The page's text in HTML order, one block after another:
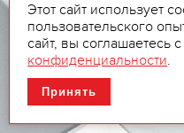
Этот сайт использует
пользовательского
сайт, вы соглашаетесь
конфиденциальности.
Принять